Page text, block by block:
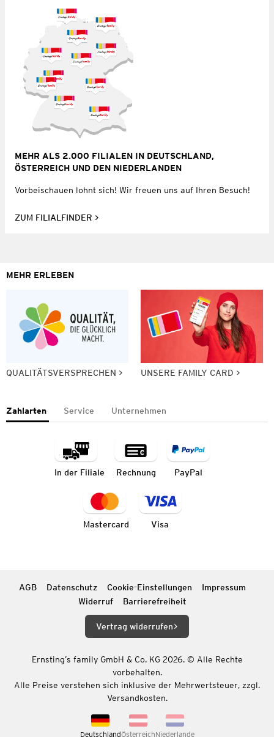
MEHR ALS 2.000 FILIALEN IN DEUTSCHLAND,
ÖSTERREICH UND DEN NIEDERLANDEN
Vorbeischauen lohnt sich! Wir freuen uns auf Ihren Besuch!
ZUM FILIALFINDER
MEHR ERLEBEN
QUALITÄTSVERSPRECHEN UNSERE FAMILY CARD
Zahlarten Service Unternehmen
In der Filiale Rechnung PayPal
Mastercard Visa
AGB Datenschutz Cookie-Einstellungen
Impressum
Widerruf
Barrierefreiheit
Vertrag widerrufen
Ernsting’s family GmbH & Co. KG 2026. © Alle Rechte
vorbehalten.
Alle Preise verstehen sich inklusive der Mehrwertsteuer, zzgl.
Versandkosten.
DeutschlandÖsterreichNiederlande